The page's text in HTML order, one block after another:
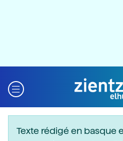
Texte rédigé en basque